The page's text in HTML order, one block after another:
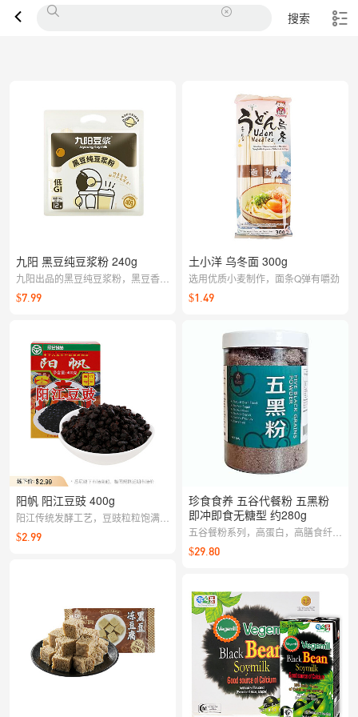
搜索
九阳 黑豆纯豆浆粉 240g
九阳出品的黑豆纯豆浆粉，黑豆香
浓、口感细滑，热水一冲即可享用；
早餐来一杯，简单省时，也能为烘焙
$7.99
阳帆 阳江豆豉 400g
阳江传统发酵工艺，豆豉粒粒饱满、
酱香浓郁，一勺下锅就能点亮蒸排
骨、蒸鱼和煲仔的风味。
$2.99
土小洋 乌冬面 300g
选用优质小麦制作，面条Q弹有嚼劲
$1.49
珍食食养 五谷代餐粉 五黑粉
即冲即食无糖型 约280g
五谷餐粉系列，高蛋白，高膳食纤
维。
$29.80